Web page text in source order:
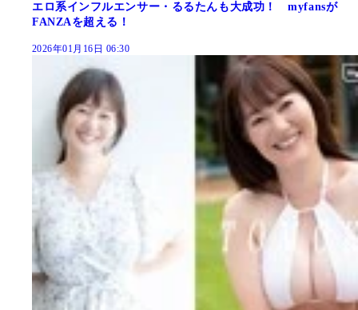
エロ系インフルエンサー・るるたんも大成功！ myfansが
FANZAを超える！
2026年01月16日 06:30